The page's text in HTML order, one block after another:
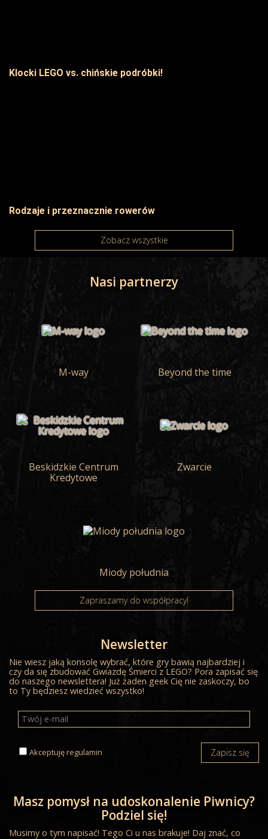
Klocki LEGO vs. chińskie podróbki!
Rodzaje i przeznacznie rowerów
Zobacz wszystkie
Nasi partnerzy
M-way Beyond the time
Beskidzkie Centrum
Kredytowe
Zwarcie
Miody południa
Zapraszamy do współpracy!
Newsletter
Nie wiesz jaką konsolę wybrać, które gry bawią najbardziej i
czy da się zbudować Gwiazdę Śmierci z LEGO? Pora zapisać się
do naszego newslettera! Już żaden geek Cię nie zaskoczy, bo
to Ty będziesz wiedzieć wszystko!
Akceptujęregulamin Zapisz się
Masz pomysł na udoskonalenie Piwnicy?
Podziel się!
Musimy o tym napisać! Tego Ci u nas brakuje! Daj znać, co